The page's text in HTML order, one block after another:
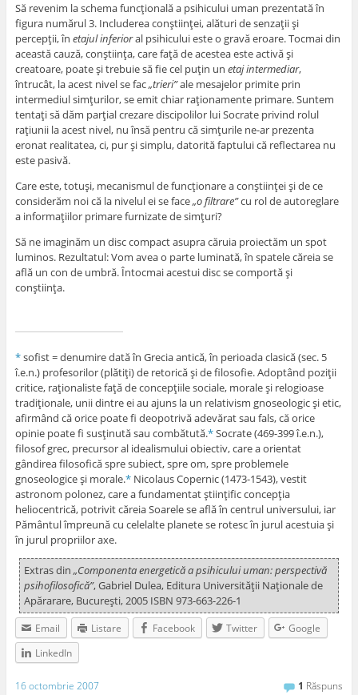
Să revenim la schema funcţională a psihicului uman prezentată în
figura numărul 3. Includerea conştiinţei, alături de senzaţii şi
percepţii, în etajul inferioral psihicului este o gravă eroare. Tocmai din
această cauză, conştiinţa, care faţă de acestea este activă şi
creatoare, poate şi trebuie să fie cel puţin un etaj intermediar,
întrucât, la acest nivel se fac„trieri”ale mesajelor primite prin
intermediul simţurilor, se emit chiar raţionamente primare. Suntem
tentaţi să dăm parţial crezare discipolilor lui Socrate privind rolul
raţiunii la acest nivel, nu însă pentru că simţurile ne-ar prezenta
eronat realitatea, ci, pur şi simplu, datorită faptului că reflectarea nu
este pasivă.
Care este, totuşi, mecanismul de funcţionare a conştiinţei şi de ce
considerăm noi că la nivelul ei se face„o filtrare”cu rol de autoreglare
a informaţiilor primare furnizate de simţuri?
Să ne imaginăm un disc compact asupra căruia proiectăm un spot
luminos. Rezultatul: Vom avea o parte luminată, în spatele căreia se
află un con de umbră. Întocmai acestui disc se comportă şi
conştiinţa.
*sofist = denumire dată în Grecia antică, în perioada clasică (sec. 5
î.e.n.) profesorilor (plătiţi) de retorică şi de filosofie. Adoptând poziţii
critice, raţionaliste faţă de concepţiile sociale, morale şi relogioase
tradiţionale, unii dintre ei au ajuns la un relativism gnoseologic şi etic,
afirmând că orice poate fi deopotrivă adevărat sau fals, că orice
opinie poate fi susţinută sau combătută.*Socrate (469-399 î.e.n.),
filosof grec, precursor al idealismului obiectiv, care a orientat
gândirea filosofică spre subiect, spre om, spre problemele
gnoseologice şi morale.*Nicolaus Copernic (1473-1543), vestit
astronom polonez, care a fundamentat ştiinţific concepţia
heliocentrică, potrivit căreia Soarele se află în centrul universului, iar
Pământul împreună cu celelalte planete se rotesc în jurul acestuia şi
în jurul propriilor axe.
Extras din „Componenta energetică a psihicului uman: perspectivă
psihofilosofică”, Gabriel Dulea, Editura Universităţii Naţionale de
Apărarare, Bucureşti, 2005 ISBN 973-663-226-1
Email Listare Facebook Twitter
Google
LinkedIn
16 octombrie 2007 1 Răspuns